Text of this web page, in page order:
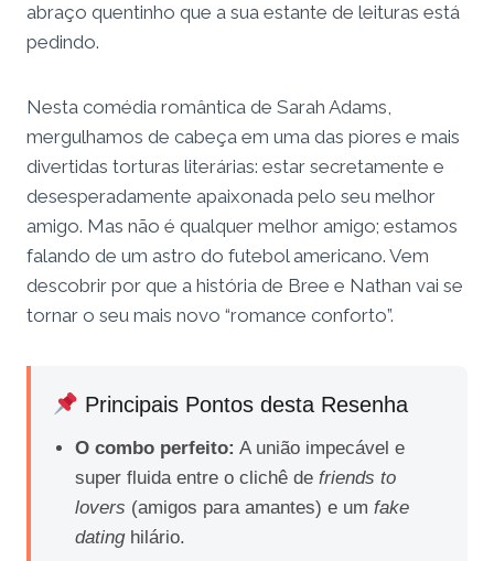
abraço quentinho que a sua estante de leituras está
pedindo.
Nesta comédia romântica de Sarah Adams,
mergulhamos de cabeça em uma das piores e mais
divertidas torturas literárias: estar secretamente e
desesperadamente apaixonada pelo seu melhor
amigo. Mas não é qualquer melhor amigo; estamos
falando de um astro do futebol americano. Vem
descobrir por que a história de Bree e Nathan vai se
tornar o seu mais novo “romance conforto”.
Principais Pontos desta Resenha
O combo perfeito: A união impecável e
super fluida entre o clichê de friends to
lovers (amigos para amantes) e um fake
datinghilário.